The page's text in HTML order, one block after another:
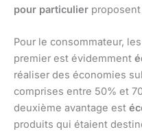
pour particulier
Pour le consommateur,
premier est évidemment
réaliser des économies
comprises entre 50% et
deuxième avantage est
produits qui étaient